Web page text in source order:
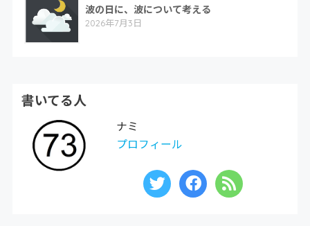
波の日に、波について考える
2026年7月3日
書いてる人
ナミ
プロフィール